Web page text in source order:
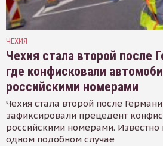
ЧЕХИЯ
Чехия стала второй после
где конфисковали
российскими номерами
Чехия стала второй после
зафиксировали прецедент
российскими номерами.
одном подобном случае